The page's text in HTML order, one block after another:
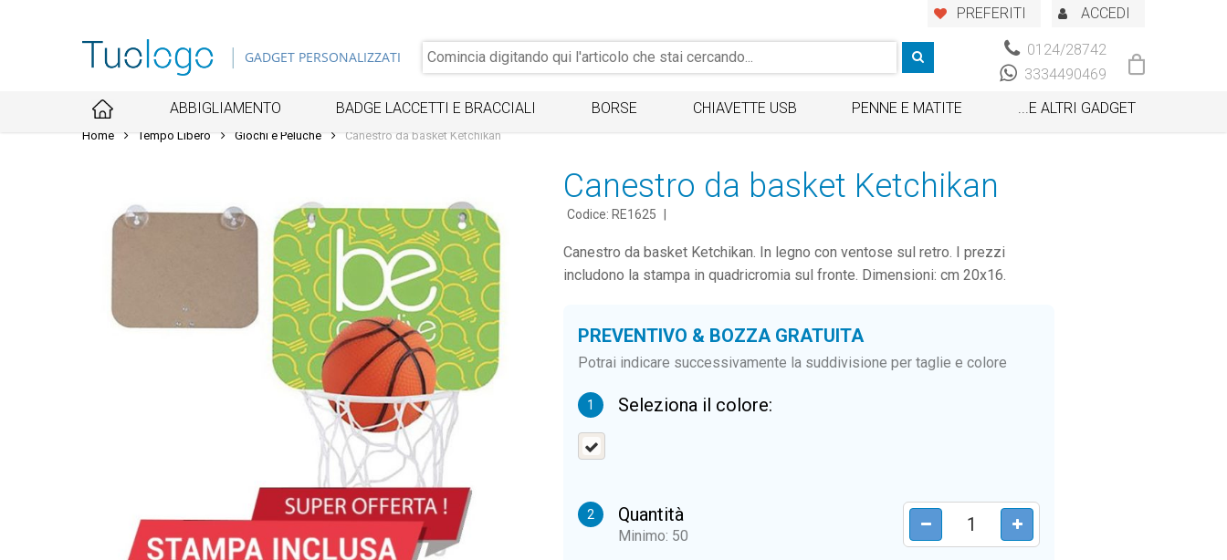
PREFERITI ACCEDI
GADGET PERSONALIZZATI
0124/28742
3334490469
ABBIGLIAMENTO
BADGE LACCETTI E BRACCIALI BORSE CHIAVETTE USB PENNE E MATITE ...E ALTRI GADGET
Home Tempo Libero Giochi e Peluche Canestro da basket Ketchikan
Canestro da basket Ketchikan
Codice: RE1625
Canestro da basket Ketchikan. In legno con ventose sul retro. I prezzi
includono la stampa in quadricromia sul fronte. Dimensioni: cm 20x16.
PREVENTIVO & BOZZA GRATUITA
Potrai indicare successivamente la suddivisione per taglie e colore
1 Seleziona il colore:
2 Quantità
Minimo: 50